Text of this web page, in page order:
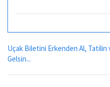
Uçak Biletini Erkenden Al, Tatilin
Gelsin...